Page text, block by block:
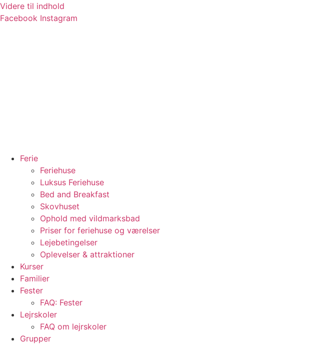
Videre til indhold
Facebook Instagram
Ferie
Feriehuse
Luksus Feriehuse
Bed and Breakfast
Skovhuset
Ophold med vildmarksbad
Priser for feriehuse og værelser
Lejebetingelser
Oplevelser & attraktioner
Kurser
Familier
Fester
FAQ: Fester
Lejrskoler
FAQ om lejrskoler
Grupper